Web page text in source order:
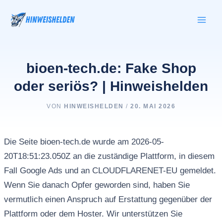
Inhalt
springen
bioen-tech.de: Fake Shop
oder seriös? | Hinweishelden
VON HINWEISHELDEN / 20. MAI 2026
Die Seite bioen-tech.de wurde am 2026-05-
20T18:51:23.050Z an die zuständige Plattform, in diesem
Fall Google Ads und an CLOUDFLARENET-EU gemeldet.
Wenn Sie danach Opfer geworden sind, haben Sie
vermutlich einen Anspruch auf Erstattung gegenüber der
Plattform oder dem Hoster. Wir unterstützen Sie